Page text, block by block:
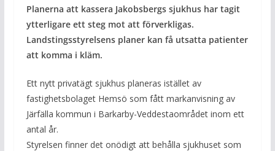
Planerna att kassera Jakobsbergs sjukhus har tagit
ytterligare ett steg mot att förverkligas.
Landstingsstyrelsens planer kan få utsatta patienter
att komma i kläm.
Ett nytt privatägt sjukhus planeras istället av
fastighetsbolaget Hemsö som fått markanvisning av
Järfälla kommun i Barkarby-Veddestaområdet inom ett
antal år.
Styrelsen finner det onödigt att behålla sjukhuset som